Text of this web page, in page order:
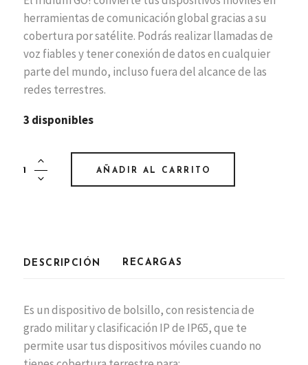
1.355,58€.
1.287,80€.
herramientas de comunicación global gracias a su
cobertura por satélite. Podrás realizar llamadas de
voz fiables y tener conexión de datos en cualquier
parte del mundo, incluso fuera del alcance de las
redes terrestres.
3 disponibles
Iridium
GO!
AÑADIR AL CARRITO
DESCRIPCIÓN RECARGAS
Es un dispositivo de bolsillo, con resistencia de
grado militar y clasificación IP de IP65, que te
permite usar tus dispositivos móviles cuando no